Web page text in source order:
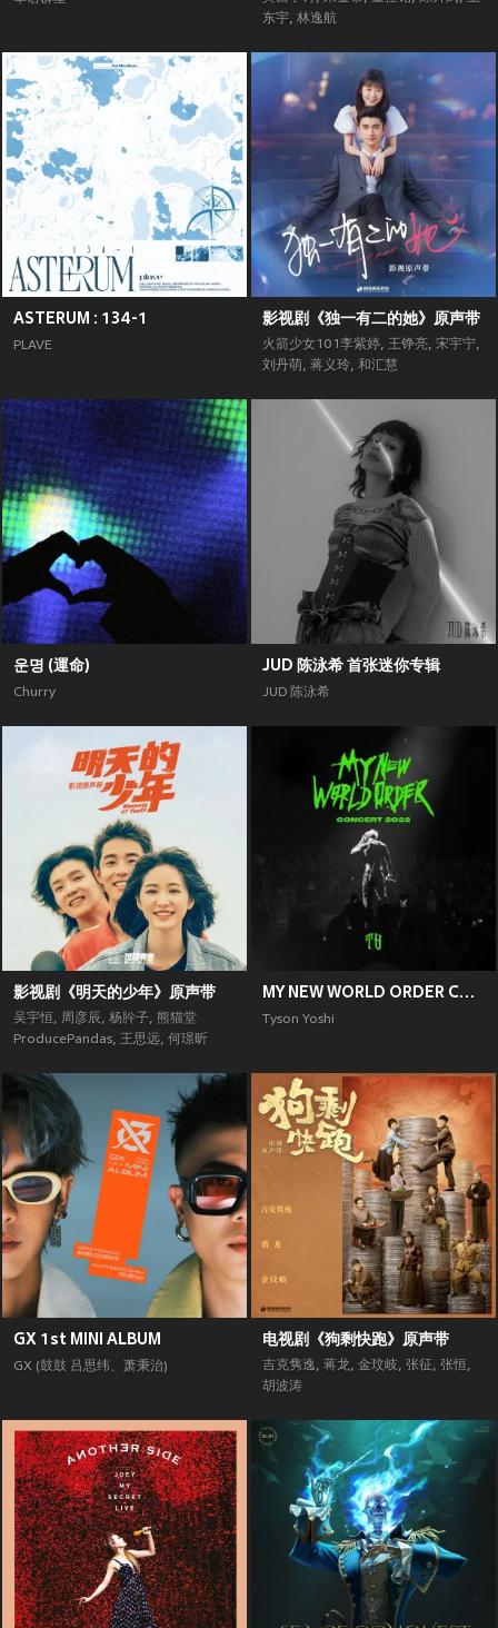
东宇, 林逸航
ASTERUM : 134-1
PLAVE
影视剧《独一有二的她》原声带
火箭少女101李紫婷, 王铮亮, 宋宇宁,
刘丹萌, 蒋义玲, 和汇慧
운명 (運命)
Churry
JUD 陈泳希 首张迷你专辑
JUD 陈泳希
影视剧《明天的少年》原声带
吴宇恒, 周彦辰, 杨肸子, 熊猫堂
ProducePandas, 王思远, 何璟昕
MY NEW WORLD ORDER CONCERT 2022
Tyson Yoshi
GX 1st MINI ALBUM
GX (鼓鼓 吕思纬、萧秉治)
电视剧《狗剩快跑》原声带
吉克隽逸, 蒋龙, 金玟岐, 张征, 张恒,
胡波涛